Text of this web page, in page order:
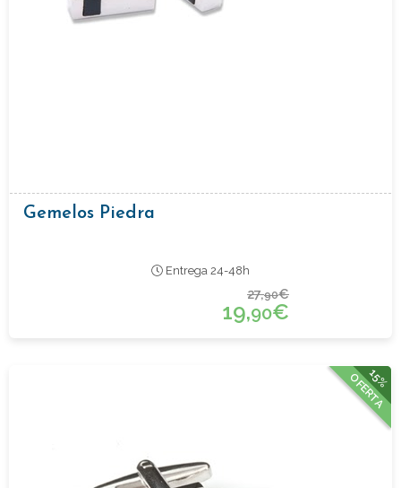
Gemelos Piedra
Entrega 24-48h
27,90€
19,90€
15%
OFERTA